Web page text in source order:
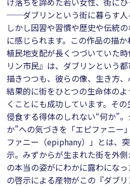
──ダブリンという街に暮らす人
しかし因習や習慣や歴史や伝統
に感じられます。この作品の描
植民地支配が長くつづいていた
リン市民』は、ダブリンという
描きつつも、彼らの像、生き方、
結果的に街をひとつの生命体の
くことにも成功しています。そ
侵食する得体のしれない“何か”
か”への気づきを「エピファニー
ファニー（epiphany）」とは、
示。みずからが生まれた街を外
の本当の姿がにわかに露わにな
の啓示による産物がこの『ダブリ